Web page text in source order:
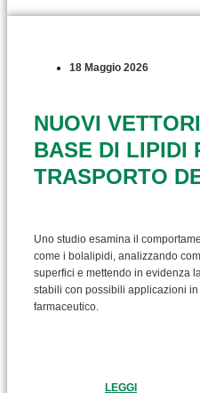
18 Maggio 2026
NUOVI
BASE DI LIPIDI
TRASPORTO
Uno studio esamina il
come i bolalipidi, analizzando
superfici e mettendo in evidenza
stabili con possibili applicazioni
farmaceutico.
LEGGI